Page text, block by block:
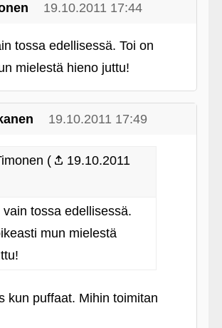
19.10.2011 17:44
tossa edellisessä. Toi on
mielestä hieno juttu!
19.10.2011 17:49
(
19.10.2011
vain tossa edellisessä.
mun mielestä
kun puffaat. Mihin toimitan